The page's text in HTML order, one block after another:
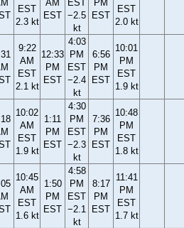
EST
2.3 kt
AM
EST
EST
−2.5
kt
PM
EST
EST
2.0 kt
9:22
AM
EST
2.1 kt
12:33
PM
EST
4:03
PM
EST
−2.4
kt
6:56
PM
EST
10:01
PM
EST
1.9 kt
10:02
AM
EST
1.9 kt
1:11
PM
EST
4:30
PM
EST
−2.3
kt
7:36
PM
EST
10:48
PM
EST
1.8 kt
10:45
AM
EST
1.6 kt
1:50
PM
EST
4:58
PM
EST
−2.1
kt
8:17
PM
EST
11:41
PM
EST
1.7 kt